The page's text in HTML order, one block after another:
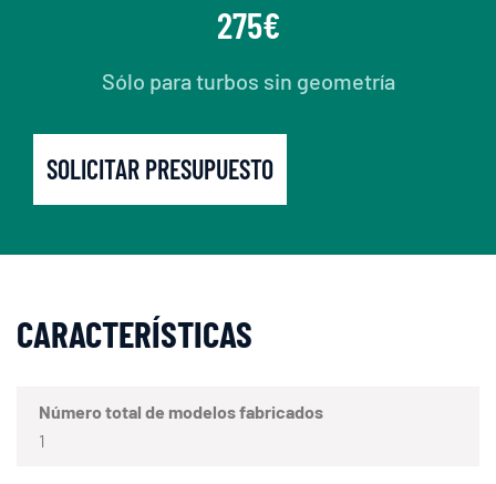
275€
Sólo para turbos sin geometría
SOLICITAR PRESUPUESTO
CARACTERÍSTICAS
Número total de modelos fabricados
1